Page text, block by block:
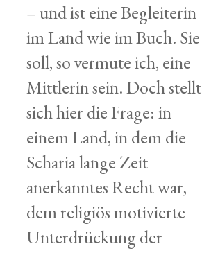
– und ist eine Begleiterin
im Land wie im Buch. Sie
soll, so vermute ich, eine
Mittlerin sein. Doch stellt
sich hier die Frage: in
einem Land, in dem die
Scharia lange Zeit
anerkanntes Recht war,
dem religiös motivierte
Unterdrückung der